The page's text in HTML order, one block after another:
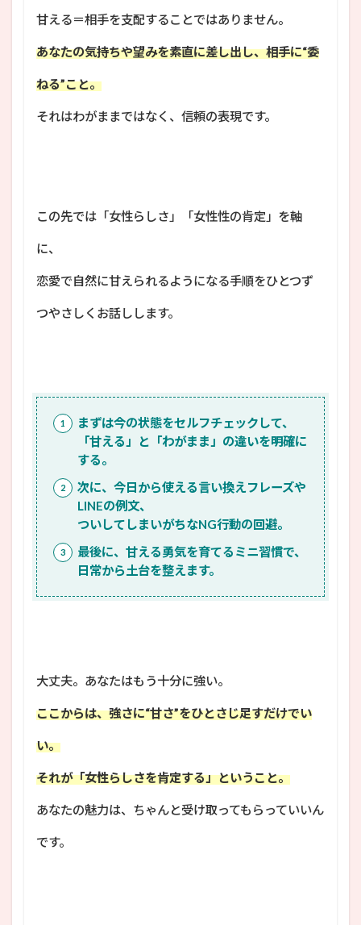
甘える＝相手を支配することではありません。
あなたの気持ちや望みを素直に差し出し、相手に“委
ねる”こと。
それはわがままではなく、信頼の表現です。
この先では「女性らしさ」「女性性の肯定」を軸
に、
恋愛で自然に甘えられるようになる手順をひとつず
つやさしくお話しします。
まずは今の状態をセルフチェックして、
「甘える」と「わがまま」の違いを明確に
する。
次に、今日から使える言い換えフレーズや
LINEの例文、
ついしてしまいがちなNG行動の回避。
最後に、甘える勇気を育てるミニ習慣で、
日常から土台を整えます。
大丈夫。あなたはもう十分に強い。
ここからは、強さに“甘さ”をひとさじ足すだけでい
い。
それが「女性らしさを肯定する」ということ。
あなたの魅力は、ちゃんと受け取ってもらっていいん
です。